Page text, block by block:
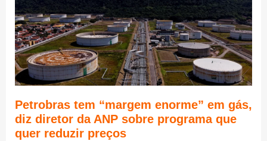
Petrobras tem “margem enorme” em gás,
diz diretor da ANP sobre programa que
quer reduzir preços